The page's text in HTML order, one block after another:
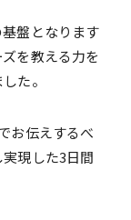
盤となります
を教える力を
た。
お伝えするべ
現した3日間